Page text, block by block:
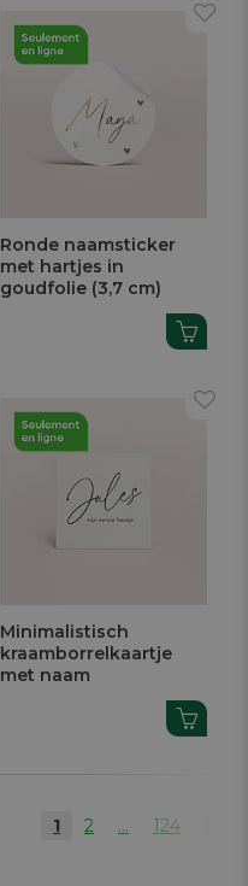
Ronde naamsticker
met hartjes in
goudfolie (3,7 cm)
Minimalistisch
kraamborrelkaartje
met naam
1 2 ... 124